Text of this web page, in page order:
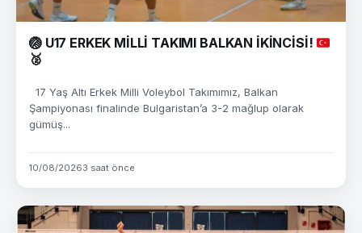
🏐U17 ERKEK MİLLİ TAKIMI BALKAN İKİNCİSİ!
🥈
17 Yaş Altı Erkek Milli Voleybol Takımımız, Balkan
Şampiyonası finalinde Bulgaristan’a 3-2 mağlup olarak
gümüş...
10/08/20263 saat önce